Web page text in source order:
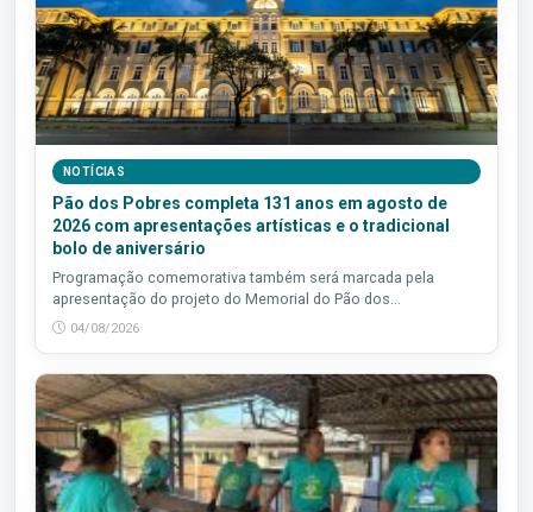
NOTÍCIAS
Pão dos Pobres completa 131 anos em agosto de
2026 com apresentações artísticas e o tradicional
bolo de aniversário
Programação comemorativa também será marcada pela
apresentação do projeto do Memorial do Pão dos...
04/08/2026